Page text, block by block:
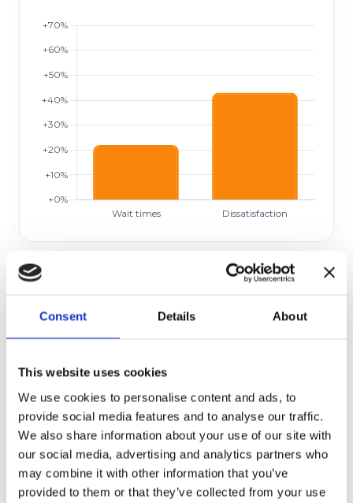
Consent Details About
This website uses cookies
We use cookies to personalise content and ads, to
provide social media features and to analyse our traffic.
We also share information about your use of our site with
our social media, advertising and analytics partners who
may combine it with other information that you’ve
provided to them or that they’ve collected from your use
How small changes in dwell time can affect commercial